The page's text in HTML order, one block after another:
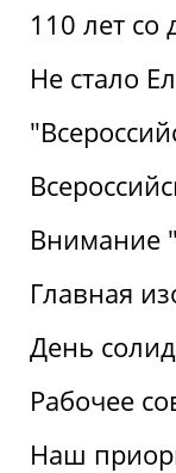
110 лет
Не стало
Внимание
Главная
День
Рабочее
Наш